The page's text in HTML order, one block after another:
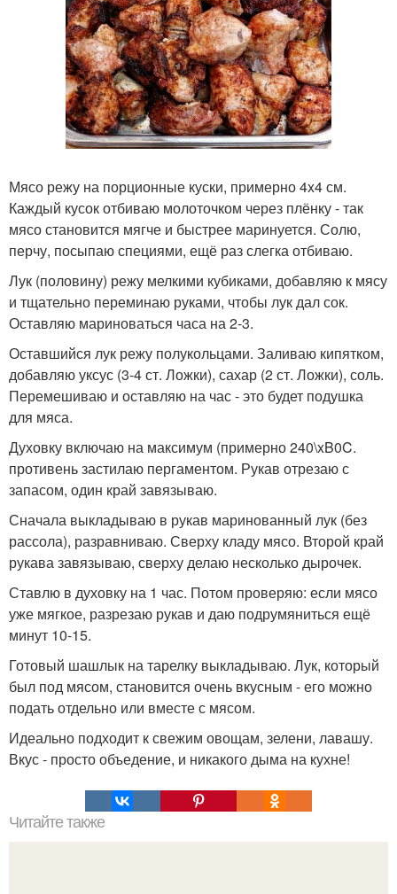
Мясо режу на порционные куски, примерно 4x4 см.
Каждый кусок отбиваю молоточком через плёнку - так
мясо становится мягче и быстрее маринуется. Солю,
перчу, посыпаю специями, ещё раз слегка отбиваю.
Лук (половину) режу мелкими кубиками, добавляю к мясу
и тщательно переминаю руками, чтобы лук дал сок.
Оставляю мариноваться часа на 2-3.
Оставшийся лук режу полукольцами. Заливаю кипятком,
добавляю уксус (3-4 ст. Ложки), сахар (2 ст. Ложки), соль.
Перемешиваю и оставляю на час - это будет подушка
для мяса.
Духовку включаю на максимум (примерно 240\xB0C.
противень застилаю пергаментом. Рукав отрезаю с
запасом, один край завязываю.
Сначала выкладываю в рукав маринованный лук (без
рассола), разравниваю. Сверху кладу мясо. Второй край
рукава завязываю, сверху делаю несколько дырочек.
Ставлю в духовку на 1 час. Потом проверяю: если мясо
уже мягкое, разрезаю рукав и даю подрумяниться ещё
минут 10-15.
Готовый шашлык на тарелку выкладываю. Лук, который
был под мясом, становится очень вкусным - его можно
подать отдельно или вместе с мясом.
Идеально подходит к свежим овощам, зелени, лавашу.
Вкус - просто объедение, и никакого дыма на кухне!
Читайте также